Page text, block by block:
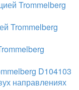
Trommelberg
D104103